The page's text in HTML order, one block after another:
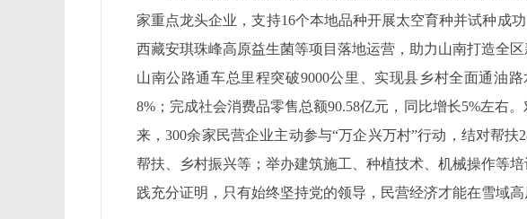
家重点龙头企业，支持16个本地品种开展太空育种并试种成
西藏安琪珠峰高原益生菌等项目落地运营，助力山南打造全
山南公路通车总里程突破9000公里、实现县乡村全面通油
8%；完成社会消费品零售总额90.58亿元，同比增长5%左右
来，300余家民营企业主动参与“万企兴万村”行动，结对帮
帮扶、乡村振兴等；举办建筑施工、种植技术、机械操作等
践充分证明，只有始终坚持党的领导，民营经济才能在雪域